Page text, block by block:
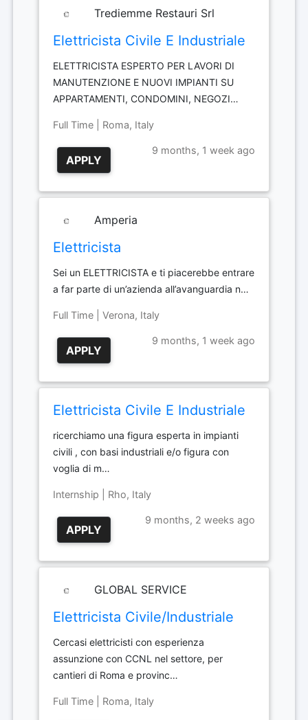
Trediemme Restauri Srl
Elettricista Civile E Industriale
ELETTRICISTA ESPERTO PER LAVORI DI
MANUTENZIONE E NUOVI IMPIANTI SU
APPARTAMENTI, CONDOMINI, NEGOZI…
Full Time | Roma, Italy
APPLY
9 months, 1 week ago
Amperia
Elettricista
Sei un ELETTRICISTA e ti piacerebbe entrare
a far parte di un’azienda all’avanguardia n…
Full Time | Verona, Italy
APPLY
9 months, 1 week ago
Elettricista Civile E Industriale
ricerchiamo una figura esperta in impianti
civili , con basi industriali e/o figura con
voglia di m…
Internship | Rho, Italy
APPLY
9 months, 2 weeks ago
GLOBAL SERVICE
Elettricista Civile/Industriale
Cercasi elettricisti con esperienza
assunzione con CCNL nel settore, per
cantieri di Roma e provinc…
Full Time | Roma, Italy